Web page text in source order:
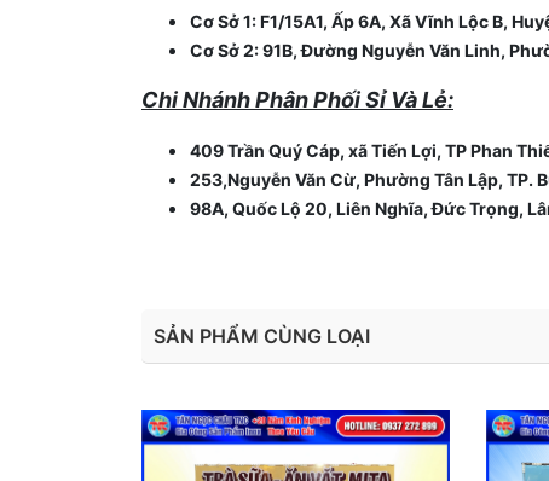
Cơ Sở 1: F1/15A1, Ấp 6A, Xã Vĩnh Lộc B,
Cơ Sở 2: 91B, Đường Nguyễn Văn Linh,
Chi Nhánh Phân Phối Sỉ Và Lẻ:
409 Trần Quý Cáp, xã Tiến Lợi, TP Phan
253,Nguyễn Văn Cừ, Phường Tân Lập, TP.
98A, Quốc Lộ 20, Liên Nghĩa, Đức Trọng,
SẢN PHẨM CÙNG LOẠI